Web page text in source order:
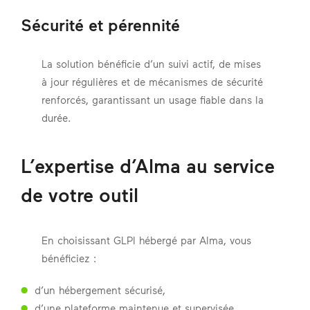
Sécurité et pérennité
La solution bénéficie d’un suivi actif, de mises
à jour régulières et de mécanismes de sécurité
renforcés, garantissant un usage fiable dans la
durée.
L’expertise d’Alma au service
de votre outil
En choisissant GLPI hébergé par Alma, vous
bénéficiez :
d’un hébergement sécurisé,